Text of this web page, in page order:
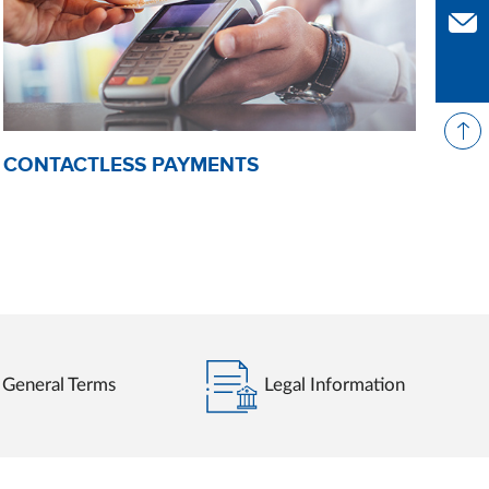
CONTACTLESS PAYMENTS
General Terms Legal Information